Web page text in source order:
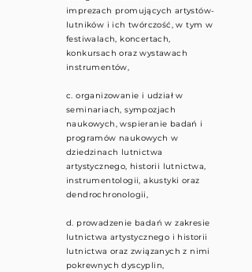
imprezach promujących artystów-
lutników i ich twórczość, w tym w
festiwalach, koncertach,
konkursach oraz wystawach
instrumentów,
c. organizowanie i udział w
seminariach, sympozjach
naukowych, wspieranie badań i
programów naukowych w
dziedzinach lutnictwa
artystycznego, historii lutnictwa,
instrumentologii, akustyki oraz
dendrochronologii,
d. prowadzenie badań w zakresie
lutnictwa artystycznego i historii
lutnictwa oraz związanych z nimi
pokrewnych dyscyplin,